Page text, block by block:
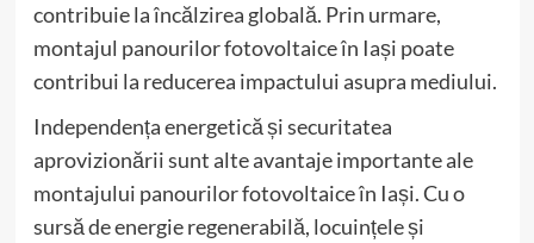
contribuie la încălzirea globală. Prin urmare,
montajul panourilor fotovoltaice în Iași poate
contribui la reducerea impactului asupra mediului.
Independența energetică și securitatea
aprovizionării sunt alte avantaje importante ale
montajului panourilor fotovoltaice în Iași. Cu o
sursă de energie regenerabilă, locuințele și